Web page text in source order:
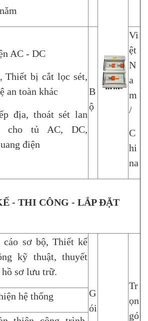
AC - DC
Thiết bị cắt lọc sét,
an toàn khác
địa, thoát sét lan
cho tủ AC, DC,
điện
B
ộ
Vi
ệt
N
a
m
/
C
hi
na
- THI CÔNG - LẮP ĐẶT
cáo sơ bộ, Thiết kế
kỹ thuật, thuyết
sơ lưu trữ.
G
ói
Tr
ọn
gó
hệ thống